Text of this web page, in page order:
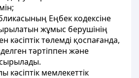
Еңбек кодексіне
жұмыс берушінің
кәсіптік төлемді қоспағанда,
тәртіппен және
кәсіптік мемлекеттік